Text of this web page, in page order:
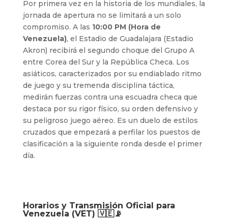
Por primera vez en la historia de los mundiales, la
jornada de apertura no se limitará a un solo
compromiso. A las 10:00 PM (Hora de
Venezuela), el Estadio de Guadalajara (Estadio
Akron) recibirá el segundo choque del Grupo A
entre Corea del Sur y la República Checa. Los
asiáticos, caracterizados por su endiablado ritmo
de juego y su tremenda disciplina táctica,
medirán fuerzas contra una escuadra checa que
destaca por su rigor físico, su orden defensivo y
su peligroso juego aéreo. Es un duelo de estilos
cruzados que empezará a perfilar los puestos de
clasificación a la siguiente ronda desde el primer
día.
Horarios y Transmisión Oficial para
Venezuela (VET) 🇻🇪📡